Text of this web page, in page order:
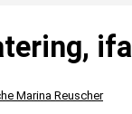
ifa
Marina Reuscher